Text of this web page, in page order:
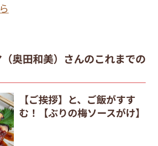
奥田和美）さんのこれまでの
【ご挨拶】と、ご飯がすす
む！【ぶりの梅ソースがけ】